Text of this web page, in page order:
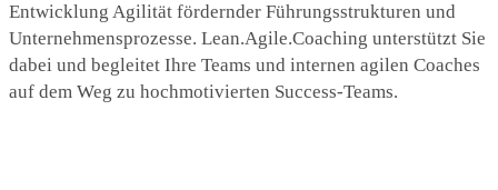
Entwicklung Agilität fördernder Führungsstrukturen und
Unternehmensprozesse. Lean.Agile.Coaching unterstützt Sie
dabei und begleitet Ihre Teams und internen agilen Coaches
auf dem Weg zu hochmotivierten Success-Teams.